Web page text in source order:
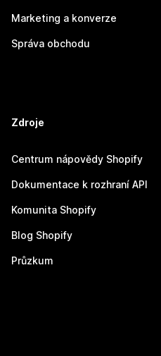
Marketing a konverze
Správa obchodu
Zdroje
Centrum nápovědy Shopify
Dokumentace k rozhraní API
Komunita Shopify
Blog Shopify
Průzkum